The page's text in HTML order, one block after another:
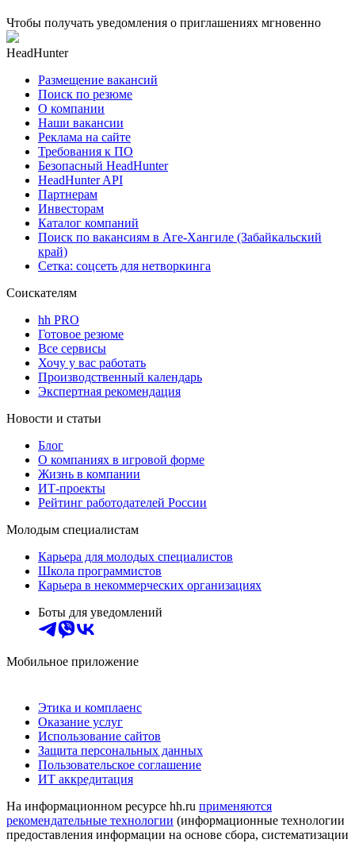
Чтобы получать уведомления о приглашениях мгновенно
HeadHunter
Размещение вакансий
Поиск по резюме
О компании
Наши вакансии
Реклама на сайте
Требования к ПО
Безопасный HeadHunter
HeadHunter API
Партнерам
Инвесторам
Каталог компаний
Поиск по вакансиям в Аге-Хангиле (Забайкальский
край)
Сетка: соцсеть для нетворкинга
Соискателям
hh PRO
Готовое резюме
Все сервисы
Хочу у вас работать
Производственный календарь
Экспертная рекомендация
Новости и статьи
Блог
О компаниях в игровой форме
Жизнь в компании
ИТ-проекты
Рейтинг работодателей России
Молодым специалистам
Карьера для молодых специалистов
Школа программистов
Карьера в некоммерческих организациях
Боты для уведомлений
Мобильное приложение
Этика и комплаенс
Оказание услуг
Использование сайтов
Защита персональных данных
Пользовательское соглашение
ИТ аккредитация
На информационном ресурсе hh.ru применяются
рекомендательные технологии (информационные технологии
предоставления информации на основе сбора, систематизации